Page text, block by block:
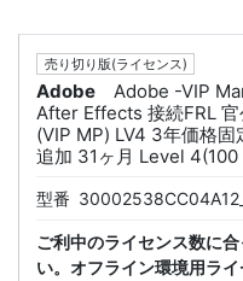
売り切り版(ライセンス)
Adobe
Adobe -VIP
After Effects 接続FRL
(VIP MP) LV4 3年価格固
追加 31ヶ月 Level 4(100
型番
ご利中のライセンス数に
い。オフライン環境用ライ